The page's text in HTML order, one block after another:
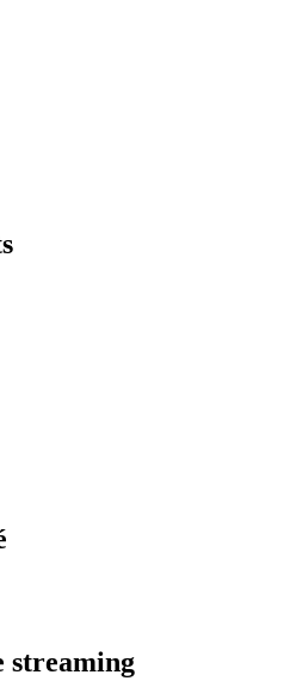
streaming